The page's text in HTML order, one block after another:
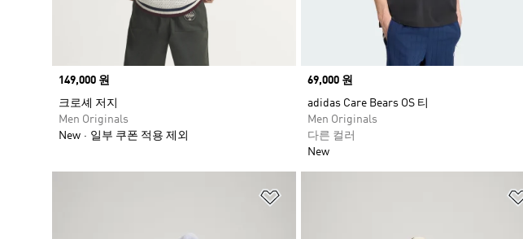
Price
149,000 원
크로셰 저지
Men Originals
New
일부 쿠폰 적용 제외
Price
69,000 원
adidas Care Bears OS 티
Men Originals
다른 컬러
New